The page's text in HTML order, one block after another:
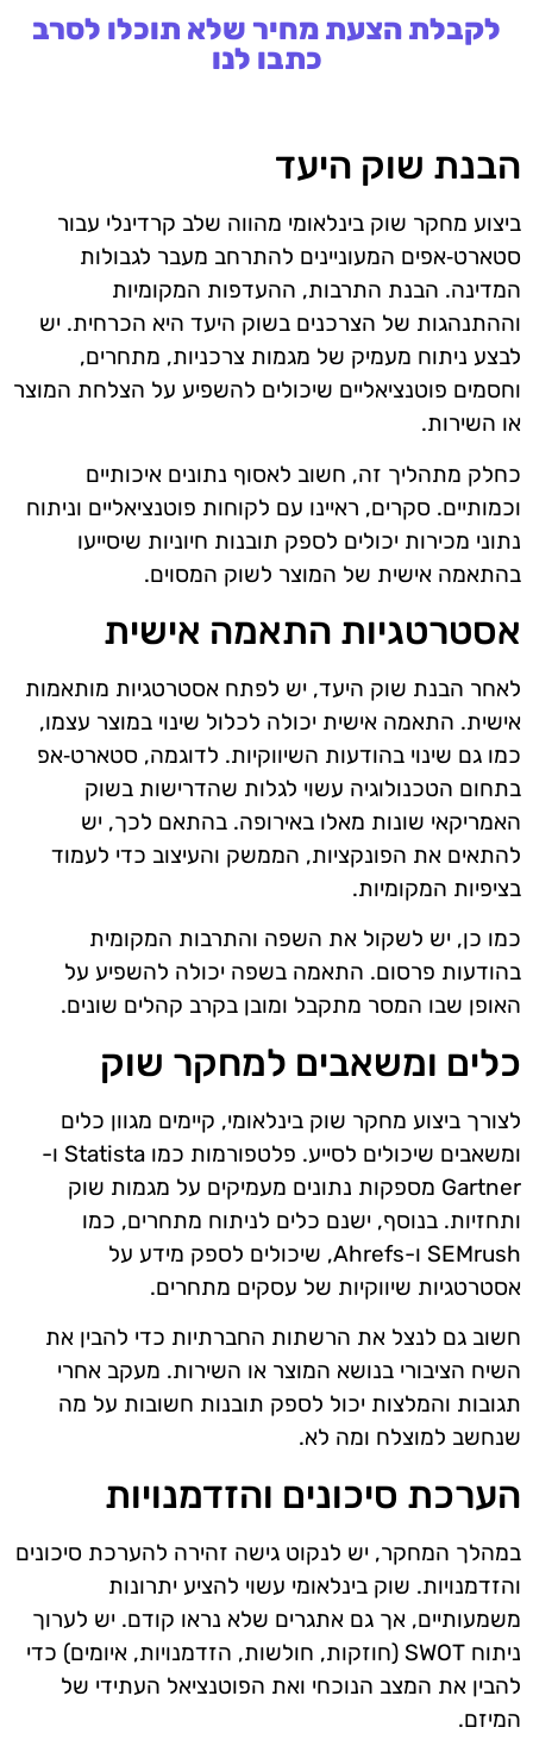
לקבלת הצעת מחיר שלא תוכלו לסרב
כתבו לנו
הבנת שוק היעד
ביצוע מחקר שוק בינלאומי מהווה שלב קרדינלי עבור
סטארט‑אפים המעוניינים להתרחב מעבר לגבולות
המדינה. הבנת התרבות, ההעדפות המקומיות
וההתנהגות של הצרכנים בשוק היעד היא הכרחית. יש
לבצע ניתוח מעמיק של מגמות צרכניות, מתחרים,
וחסמים פוטנציאליים שיכולים להשפיע על הצלחת המוצר
או השירות.
כחלק מתהליך זה, חשוב לאסוף נתונים איכותיים
וכמותיים. סקרים, ראיינו עם לקוחות פוטנציאליים וניתוח
נתוני מכירות יכולים לספק תובנות חיוניות שיסייעו
בהתאמה אישית של המוצר לשוק המסוים.
אסטרטגיות התאמה אישית
לאחר הבנת שוק היעד, יש לפתח אסטרטגיות מותאמות
אישית. התאמה אישית יכולה לכלול שינוי במוצר עצמו,
כמו גם שינוי בהודעות השיווקיות. לדוגמה, סטארט‑אפ
בתחום הטכנולוגיה עשוי לגלות שהדרישות בשוק
האמריקאי שונות מאלו באירופה. בהתאם לכך, יש
להתאים את הפונקציות, הממשק והעיצוב כדי לעמוד
בציפיות המקומיות.
כמו כן, יש לשקול את השפה והתרבות המקומית
בהודעות פרסום. התאמה בשפה יכולה להשפיע על
האופן שבו המסר מתקבל ומובן בקרב קהלים שונים.
כלים ומשאבים למחקר שוק
לצורך ביצוע מחקר שוק בינלאומי, קיימים מגוון כלים
ומשאבים שיכולים לסייע. פלטפורמות כמו Statista ו-
Gartner מספקות נתונים מעמיקים על מגמות שוק
ותחזיות. בנוסף, ישנם כלים לניתוח מתחרים, כמו
SEMrush ו-Ahrefs, שיכולים לספק מידע על
אסטרטגיות שיווקיות של עסקים מתחרים.
חשוב גם לנצל את הרשתות החברתיות כדי להבין את
השיח הציבורי בנושא המוצר או השירות. מעקב אחרי
תגובות והמלצות יכול לספק תובנות חשובות על מה
שנחשב למוצלח ומה לא.
הערכת סיכונים והזדמנויות
במהלך המחקר, יש לנקוט גישה זהירה להערכת סיכונים
והזדמנויות. שוק בינלאומי עשוי להציע יתרונות
משמעותיים, אך גם אתגרים שלא נראו קודם. יש לערוך
ניתוח SWOT (חוזקות, חולשות, הזדמנויות, איומים) כדי
להבין את המצב הנוכחי ואת הפוטנציאל העתידי של
המיזם.